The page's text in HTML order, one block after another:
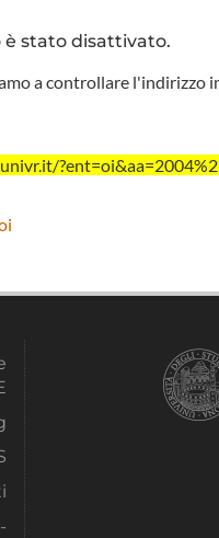
è stato disattivato.
a controllare l'indirizzo